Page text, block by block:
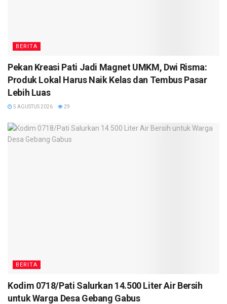
BERITA
Pekan Kreasi Pati Jadi Magnet UMKM, Dwi Risma:
Produk Lokal Harus Naik Kelas dan Tembus Pasar
Lebih Luas
5 AGUSTUS 2026 29
BERITA
Kodim 0718/Pati Salurkan 14.500 Liter Air Bersih
untuk Warga Desa Gebang Gabus